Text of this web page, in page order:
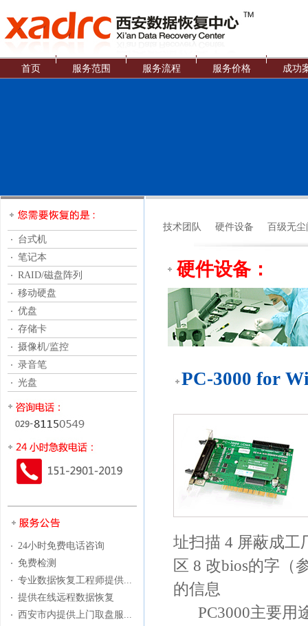
首页 服务范围 服务流程 服务价格 成功
台式机
笔记本
RAID/磁盘阵列
移动硬盘
优盘
存储卡
摄像机/监控
录音笔
光盘
24小时免费电话咨询
免费检测
专业数据恢复工程师提供...
提供在线远程数据恢复
西安市内提供上门取盘服...
技术团队 硬件设备 百级无尘
硬件设备：
PC-3000 for
址扫描 4 屏蔽成工
区 8 改bios的字（
的信息
PC3000主要用